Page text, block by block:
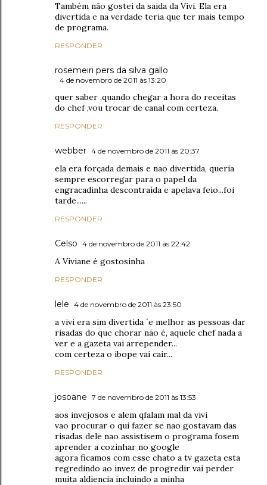
Também não gostei da saida da Vivi. Ela era
divertida e na verdade teria que ter mais tempo
de programa.
RESPONDER
rosemeiri pers da silva gallo
4 de novembro de 2011 às 13:20
quer saber ,quando chegar a hora do receitas
do chef ,vou trocar de canal com certeza.
RESPONDER
webber 4 de novembro de 2011 às 20:37
ela era forçada demais e nao divertida, queria
sempre escorregar para o papel da
engracadinha descontraída e apelava feio...foi
tarde......
RESPONDER
Celso 4 de novembro de 2011 às 22:42
A Viviane é gostosinha
RESPONDER
lele 4 de novembro de 2011 às 23:50
a vivi era sim divertida ´e melhor as pessoas dar
risadas do que chorar não é, aquele chef nada a
ver e a gazeta vai arrepender...
com certeza o ibope vai cair...
RESPONDER
josoane 7 de novembro de 2011 às 13:53
aos invejosos e alem qfalam mal da vivi
vao procurar o qui fazer se nao gostavam das
risadas dele nao assistisem o programa fosem
aprender a cozinhar no google
agora ficamos com esse chato a tv gazeta esta
regredindo ao invez de progredir vai perder
muita aldiencia incluindo a minha